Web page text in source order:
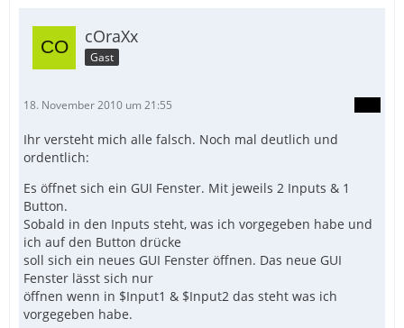
cOraXx
Gast
18. November 2010 um 21:55
Ihr versteht mich alle falsch. Noch mal deutlich und
ordentlich:
Es öffnet sich ein GUI Fenster. Mit jeweils 2 Inputs & 1
Button.
Sobald in den Inputs steht, was ich vorgegeben habe und
ich auf den Button drücke
soll sich ein neues GUI Fenster öffnen. Das neue GUI
Fenster lässt sich nur
öffnen wenn in $Input1 & $Input2 das steht was ich
vorgegeben habe.